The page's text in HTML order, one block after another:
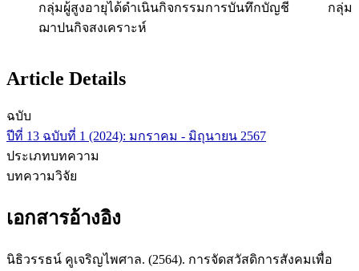
กลุ่มผู้สูงอายุได้ดำเนินกิจกรรมการบันทึกบัญชี กลุ่ม
ฌาปนกิจสงเคราะห์
Article Details
ฉบับ
ปีที่ 13 ฉบับที่ 1 (2024): มกราคม - มิถุนายน 2567
ประเภทบทความ
บทความวิจัย
เอกสารอ้างอิง
นิธิวรรธน์ คูเจริญไพศาล. (2564). การจัดสวัสดิการสังคมเพื่อ